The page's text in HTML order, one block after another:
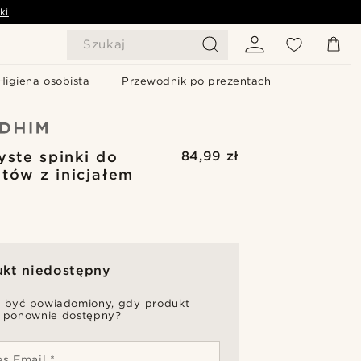
Szukaj
osobista Przewodnik po prezentach
spinki do
z inicjałem
84,99 zł
niedostępny
być powiadomiony, gdy produkt
ponownie dostępny?